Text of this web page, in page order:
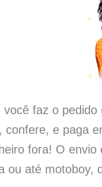
você faz o pedido
confere, e paga
fora! O
ou até motoboy,